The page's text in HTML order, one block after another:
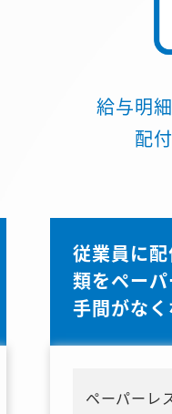
給与明
配
従業員に
類をペー
手間がなく
ペーパーレ